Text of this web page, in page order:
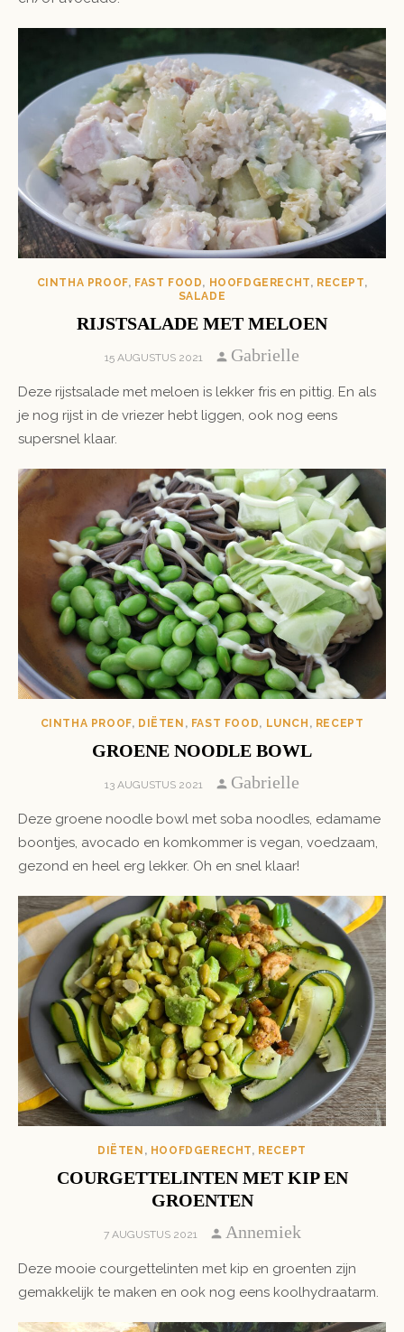
CINTHA PROOF, FAST FOOD, HOOFDGERECHT, RECEPT,
SALADE
RIJSTSALADE MET MELOEN
POSTED
15 AUGUSTUS 2021 Author
Gabrielle
Deze rijstsalade met meloen is lekker fris en pittig. En als
je nog rijst in de vriezer hebt liggen, ook nog eens
supersnel klaar.
CINTHA PROOF, DIËTEN , FAST FOOD, LUNCH , RECEPT
GROENE NOODLE BOWL
POSTED
13 AUGUSTUS 2021 Author
Gabrielle
Deze groene noodle bowl met soba noodles, edamame
boontjes, avocado en komkommer is vegan, voedzaam,
gezond en heel erg lekker. Oh en snel klaar!
DIËTEN , HOOFDGERECHT, RECEPT
COURGETTELINTEN MET KIP EN
GROENTEN
POSTED
7 AUGUSTUS 2021 Author
Annemiek
Deze mooie courgettelinten met kip en groenten zijn
gemakkelijk te maken en ook nog eens koolhydraatarm.